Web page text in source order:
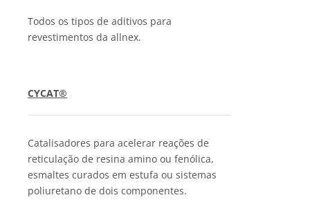
Todos os tipos de aditivos para
revestimentos da allnex.
CYCAT®
Catalisadores para acelerar reações de
reticulação de resina amino ou fenólica,
esmaltes curados em estufa ou sistemas
poliuretano de dois componentes.